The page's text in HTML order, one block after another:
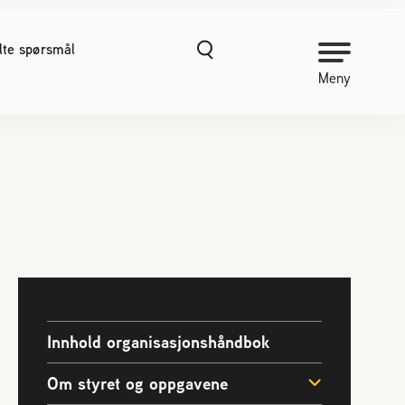
spørsmål
Meny
Kurs
Prosjekter
Vitenskapelige publikasjoner
Innhold organisasjonshåndbok
Om styret og oppgavene